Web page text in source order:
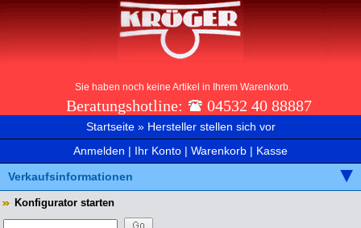
Sie haben noch keine Artikel in Ihrem Warenkorb.
Beratungshotline: 04532 40 88887
Startseite» Hersteller stellen sich vor
Anmelden | Ihr Konto | Warenkorb | Kasse
Verkaufsinformationen
Konfigurator starten